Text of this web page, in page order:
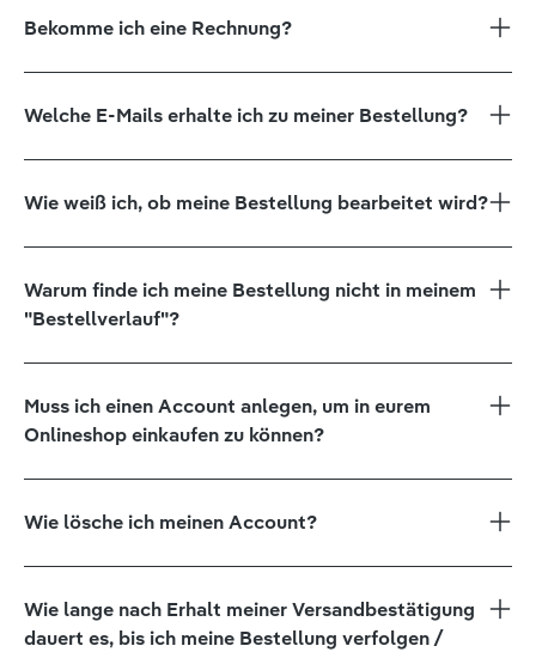
Bekomme ich eine Rechnung?
Welche E-Mails erhalte ich zu meiner Bestellung?
Wie weiß ich, ob meine Bestellung bearbeitet wird?
Warum finde ich meine Bestellung nicht in meinem
"Bestellverlauf"?
Muss ich einen Account anlegen, um in eurem
Onlineshop einkaufen zu können?
Wie lösche ich meinen Account?
Wie lange nach Erhalt meiner Versandbestätigung
dauert es, bis ich meine Bestellung verfolgen /